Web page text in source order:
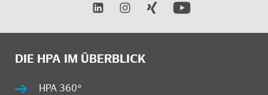
DIE HPA IM ÜBERBLICK
HPA 360°